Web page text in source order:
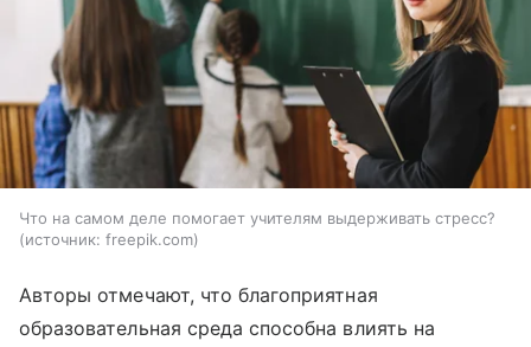
Что на самом деле помогает учителям выдерживать стресс?
источник: freepik.com
Авторы отмечают, что благоприятная
образовательная среда способна влиять на